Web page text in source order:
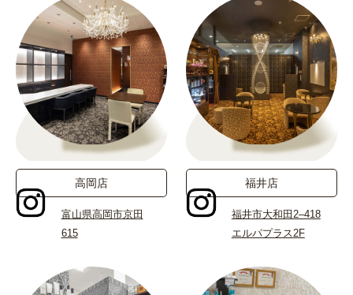
高岡店
富山県高岡市京田
615
福井店
福井市大和田2–418
エルパプラス2F